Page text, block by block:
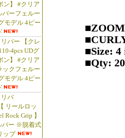
ン】 #クリア
バーフェルー
モデル 4ピー
バー 【クレ
4pcs UDグ
ン】 #クリア
ックフェルー
モデル 4ピー
バ
リールロッ
Rock Grip 】
バー ※脱着式
ップ
■Size: 4
■Qty: